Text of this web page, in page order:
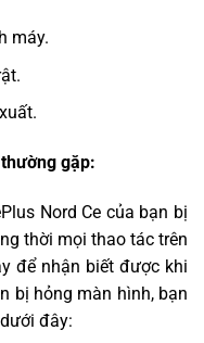
máy.
gặp:
Nord Ce của bạn bị
thời mọi thao tác trên
để nhận biết được khi
bị hỏng màn hình, bạn
đây: